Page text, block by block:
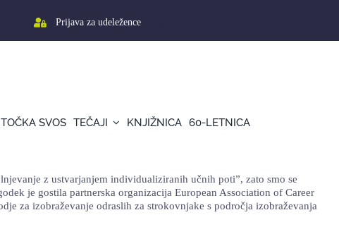
Prijava za udeležence
SVOS TEČAJI KNJIŽNICA 60-LETNICA
z ustvarjanjem individualiziranih učnih poti”, zato smo se
je gostila partnerska organizacija European Association of Career
za izobraževanje odraslih za strokovnjake s področja izobraževanja